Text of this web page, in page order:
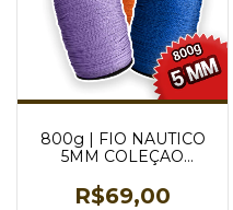
800g | FIO NAUTICO
5MM COLEÇAO
CORES
R$69,00